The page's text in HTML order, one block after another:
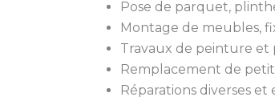
Pose de parquet,
Montage de meubles,
Travaux de peinture et
Remplacement de
Réparations diverses